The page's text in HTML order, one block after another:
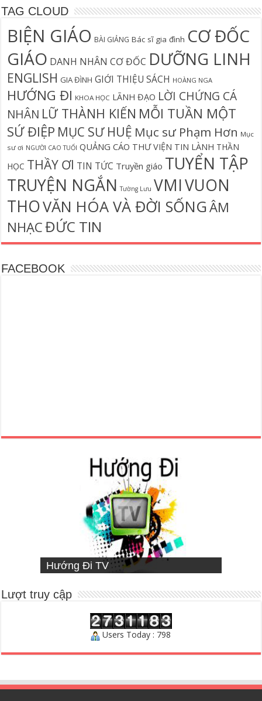
TAG CLOUD
BIỆN GIÁO BÀI GIẢNG Bác sĩ gia đình CƠ ĐỐC
GIÁO DANH NHÂN CƠ ĐỐC DƯỠNG LINH
ENGLISH GIA ĐÌNH GIỚI THIỆU SÁCH HOÀNG NGA
HƯỚNG ĐI KHOA HỌC LÃNH ĐẠO LỜI CHỨNG CÁ
NHÂN LỮ THÀNH KIẾN MỖI TUẦN MỘT
SỨ ĐIỆP MỤC SƯ HUỆ Mục sư Phạm Hơn Mục
sư ơi NGƯỜI CAO TUỔI QUẢNG CÁO THƯ VIỆN TIN LÀNH THẦN
HỌC THẦY ƠI TIN TỨC Truyền giáo TUYỂN TẬP
TRUYỆN NGẮN Tường Lưu VMIVUON
THOVĂN HÓA VÀ ĐỜI SỐNGÂM
NHẠCĐỨC TIN
FACEBOOK
Hướng Đi TV
Sống Đạo
VIETNAMESE MISSIONARY
INSTITUTE
Người Chăn Bầy
Lượt truy cập
Users Today : 798